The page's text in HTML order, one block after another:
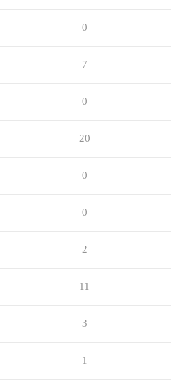
0
7
0
20
0
0
2
11
3
1